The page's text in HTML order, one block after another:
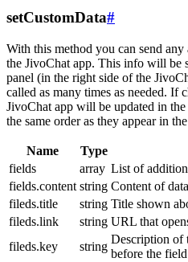
setCustomData#
With this method you can send
the JivoChat app. This info will be
panel (in the right side of the
called as many times as needed. If
JivoChat app will be updated in
the same order as they appear in
Name Type
fields
array List of
fields.content string Content of
fileds.title
string Title shown
fileds.link
string URL that
fileds.key
string
Description of
before the